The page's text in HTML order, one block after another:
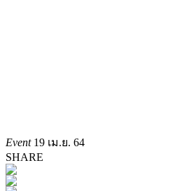
Event19 เม.ย. 64
SHARE